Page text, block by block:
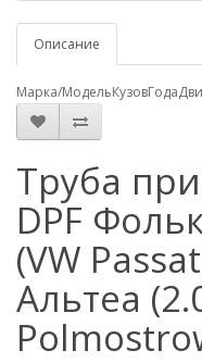
Описание
Марка/МодельКузовГода
Труба
DPF
(VW
Альтеа